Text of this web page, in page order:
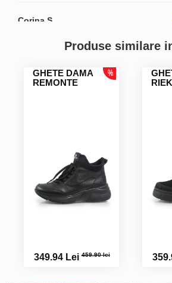
Corina S.
Foarte frumoase, marimea potrivită si
Produse similare
GHETE DAMA
REMONTE
349.94 Lei459.90 lei